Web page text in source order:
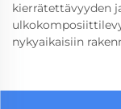
kierrätettävyyden
nykyaikaisiin